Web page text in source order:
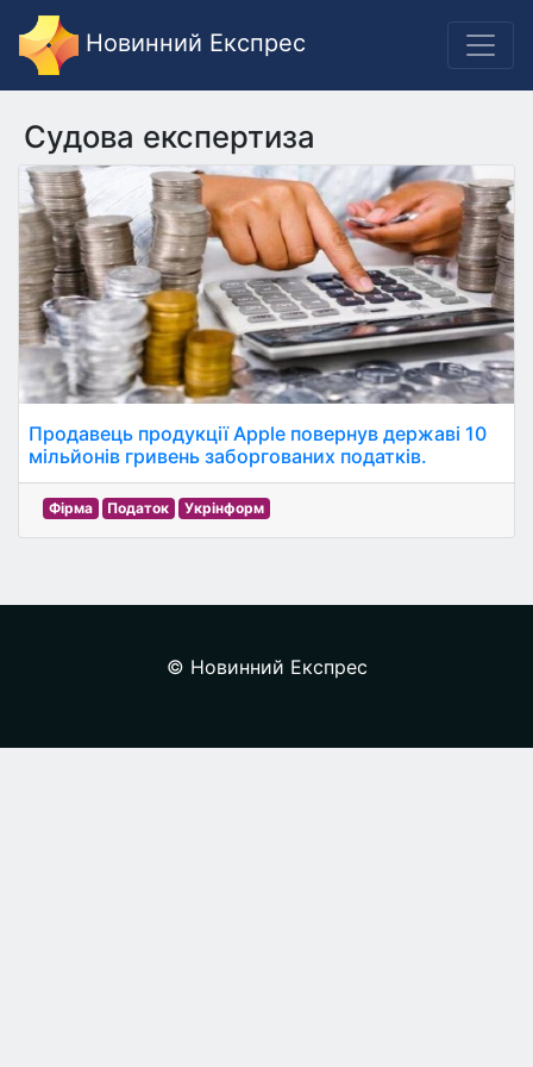
Новинний Експрес
Судова експертиза
Продавець продукції Apple повернув державі 10
мільйонів гривень заборгованих податків.
Фірма Податок Укрінформ
© Новинний Експрес